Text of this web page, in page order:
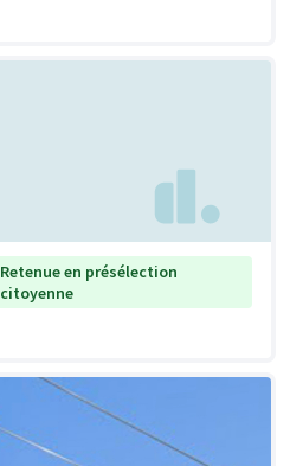
Retenue en présélection
citoyenne